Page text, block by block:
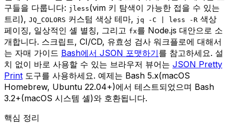
구들을 다룹니다: jless(vim 키 탐색이 가능한 접을 수 있는
트리), JQ_COLORS 커스텀 색상 테마, jq -C | less -R 색상
페이징, 일상적인 셸 별칭, 그리고 fx를 Node.js 대안으로 소
개합니다. 스크립트, CI/CD, 유효성 검사 워크플로에 대해서
는 자매 가이드 Bash에서 JSON 포맷하기를 참고하세요. 설
치 없이 바로 사용할 수 있는 브라우저 뷰어는 JSON Pretty
Print 도구를 사용하세요. 예제는 Bash 5.x(macOS
Homebrew, Ubuntu 22.04+)에서 테스트되었으며 Bash
3.2+(macOS 시스템 셸)와 호환됩니다.
핵심 정리